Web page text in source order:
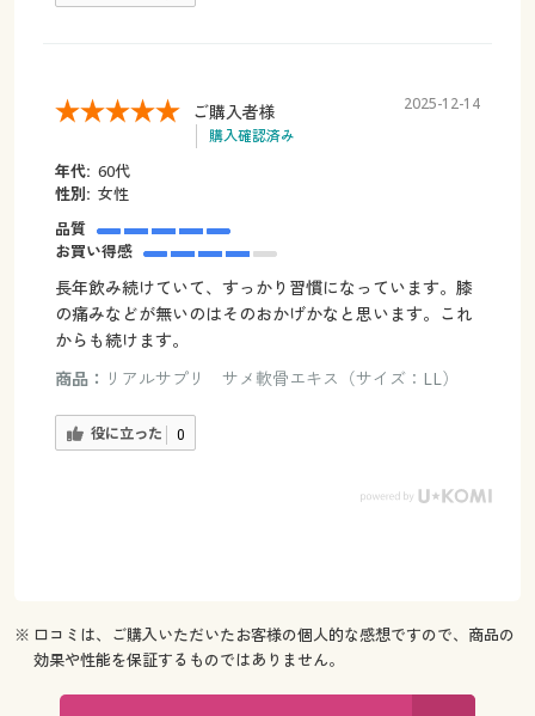
ご購入者様
購入確認済み
2025-12-14
年代: 60代
性別: 女性
品質
お買い得感
長年飲み続けていて、すっかり習慣になっています。膝
の痛みなどが無いのはそのおかげかなと思います。これ
からも続けます。
商品： リアルサプリ サメ軟骨エキス（サイズ：LL）
役に立った 0
※ 口コミは、ご購入いただいたお客様の個人的な感想ですので、商品の
効果や性能を保証するものではありません。